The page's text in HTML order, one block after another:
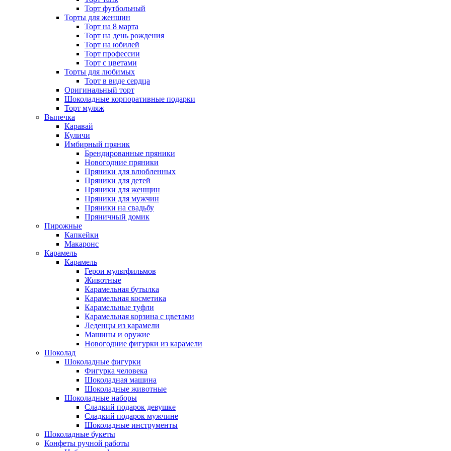
Торт футбольный
Торты для женщин
Торт на 8 марта
Торт на день рождения
Торт на юбилей
Торт профессии
Торт с цветами
Торты для любимых
Торт в виде сердца
Оригинальный торт
Шоколадные корпоративные подарки
Торт муляж
Выпечка
Каравай
Куличи
Имбирный пряник
Брендированные пряники
Новогодние пряники
Пряники для влюбленных
Пряники для детей
Пряники для женщин
Пряники для мужчин
Пряники на свадьбу
Пряничный домик
Пирожные
Капкейки
Макаронс
Карамель
Карамель
Герои мультфильмов
Животные
Карамельная бутылка
Карамельная косметика
Карамельные туфли
Карамельная корзина с цветами
Леденцы из карамели
Машины и оружие
Новогодние фигурки из карамели
Шоколад
Шоколадные фигурки
Фигурка человека
Шоколадная машина
Шоколадные животные
Шоколадные наборы
Сладкий подарок девушке
Сладкий подарок мужчине
Шоколадные инструменты
Шоколадные букеты
Конфеты ручной работы